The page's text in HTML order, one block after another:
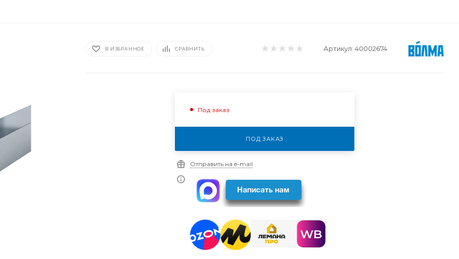
В ИЗБРАННОЕ СРАВНИТЬ Артикул: 40002674
Под заказ
ПОД ЗАКАЗ
Отправить на e-mail